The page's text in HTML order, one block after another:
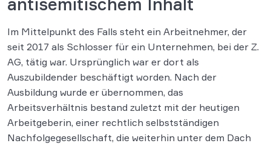
Im Mittelpunkt des Falls steht ein Arbeitnehmer, der
seit 2017 als Schlosser für ein Unternehmen, bei der Z.
AG, tätig war. Ursprünglich war er dort als
Auszubildender beschäftigt worden. Nach der
Ausbildung wurde er übernommen, das
Arbeitsverhältnis bestand zuletzt mit der heutigen
Arbeitgeberin, einer rechtlich selbstständigen
Nachfolgegesellschaft, die weiterhin unter dem Dach